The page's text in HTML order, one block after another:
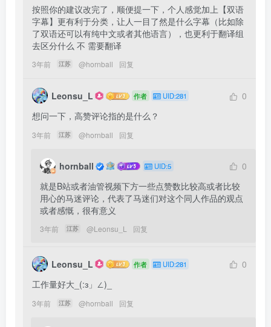
按照你的建议改完了，顺便提一下，个人感觉加上【双语
字幕】更有利于分类，让人一目了然是什么字幕（比如除
了双语还可以有纯中文或者其他语言），也更利于翻译组
去区分什么 不 需要翻译
3年前 江苏 @hornball 回复
Leonsu_L 作者 UID:281
0
想问一下，高赞评论指的是什么？
3年前 江苏 @hornball 回复
hornball UID:5
0
就是B站或者油管视频下方一些点赞数比较高或者比较
用心的马迷评论，代表了马迷们对这个同人作品的观点
或者感慨，很有意义
3年前 江苏 @Leonsu_L 回复
Leonsu_L 作者 UID:281
0
工作量好大_(:з」∠)_
3年前 江苏 @hornball 回复